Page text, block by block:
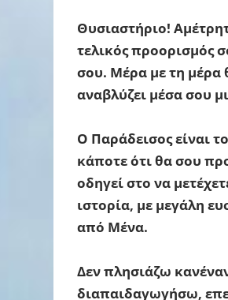
Θυσιαστήριο!
τελικός προορισμός
σου. Μέρα με τη μέρα
αναβλύζει μέσα σου
Ο Παράδεισος είναι
κάποτε ότι θα σου
οδηγεί στο να
ιστορία, με μεγάλη
από Μένα.
Δεν πλησιάζω
διαπαιδαγωγήσω,